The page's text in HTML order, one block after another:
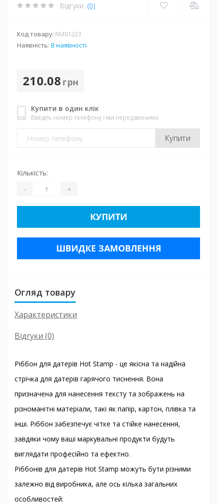
Відгуки: (0)
Код товару: RM01223
Наявність: В наявності
210.08 грн
Купити в один клік
Введіть номер телефону і ми передзвонимо
Купити
Кількість:
- +
КУПИТИ
ШВИДКЕ ЗАМОВЛЕННЯ
Огляд товару
Характеристики
Відгуки (0)
Ріббон для датерів Hot Stamp - це якісна та надійна
стрічка для датерів гарячого тиснення. Вона
призначена для нанесення тексту та зображень на
різноманітні матеріали, такі як папір, картон, плівка та
інші. Ріббон забезпечує чітке та стійке нанесення,
завдяки чому ваші маркувальні продукти будуть
виглядати професійно та ефектно.
Ріббонів для датерів Hot Stamp можуть бути різними
залежно від виробника, але ось кілька загальних
особливостей: